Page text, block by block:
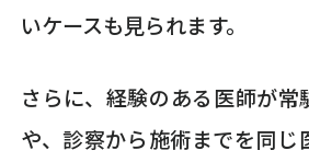
いケースも見られます。
さらに、経験のある医師が常
や、診察から施術までを同じ